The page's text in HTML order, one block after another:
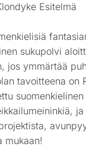
Esitelmä
sukupolvi
jos ymmärtää
tavoitteena on
mukaan!